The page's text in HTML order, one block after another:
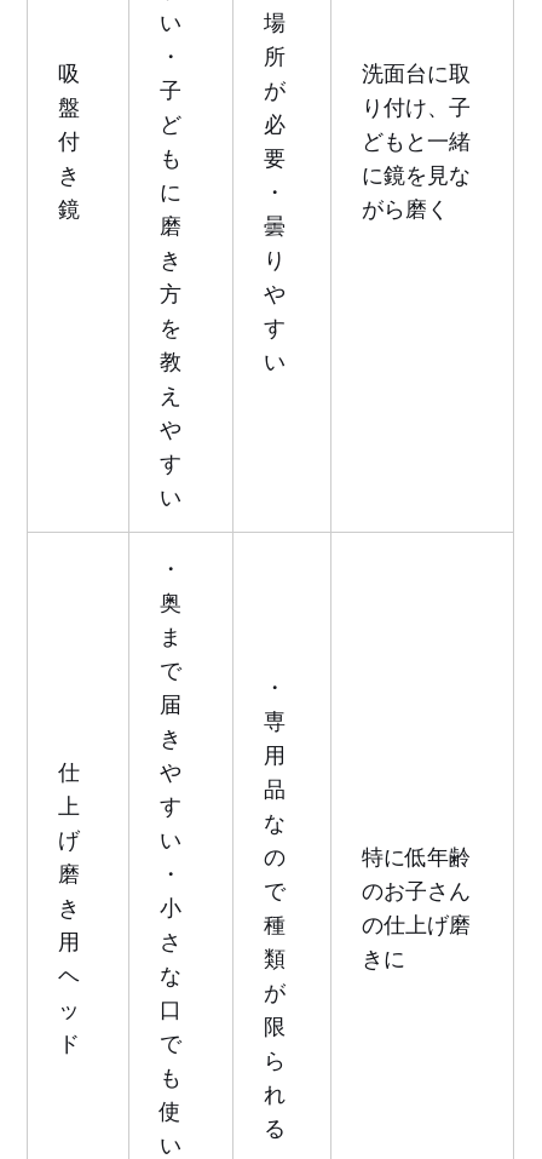
吸
盤
付
き
鏡
い
・
子
ど
も
に
磨
き
方
を
教
え
や
す
い
場
所
が
必
要
・
曇
り
や
す
い
洗面台に取
り付け、子
どもと一緒
に鏡を見な
がら磨く
仕
上
げ
磨
き
用
ヘ
ッ
ド
・
奥
ま
で
届
き
や
す
い
・
小
さ
な
口
で
も
使
い
・
専
用
品
な
の
で
種
類
が
限
ら
れ
る
特に低年齢
のお子さん
の仕上げ磨
きに